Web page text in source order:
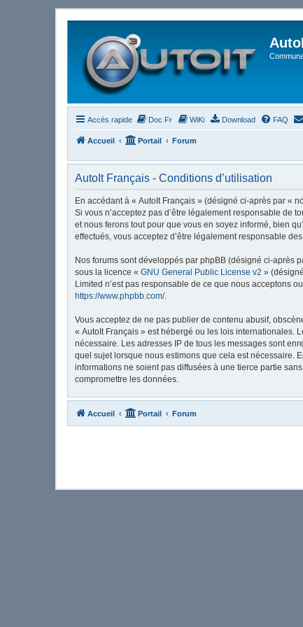
Accès rapide Doc Fr WiKi Download FAQ
Accueil Portail Forum
AutoIt Français - Conditions d’utilisation
En accédant à « AutoIt Français » (désigné ci-après par «
Si vous n’acceptez pas d’être légalement responsable de
et nous ferons tout pour que vous en soyez informé, bien
effectués, vous acceptez d’être légalement responsable
Nos forums sont développés par phpBB (désigné ci-après
sous la licence « GNU General Public License v2 »
Limited n’est pas responsable de ce que nous acceptons
https://www.phpbb.com/.
Vous acceptez de ne pas publier de contenu abusif,
« AutoIt Français » est hébergé ou les lois internationales.
nécessaire. Les adresses IP de tous les messages sont
quel sujet lorsque nous estimons que cela est nécessaire.
informations ne soient pas diffusées à une tierce partie
compromettre les données.
Accueil Portail Forum